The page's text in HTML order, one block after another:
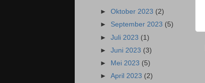
►Oktober 2023 (2)
► September 2023 (5)
►Juli 2023 (1)
►Juni 2023 (3)
►
Mei 2023 (5)
►April 2023 (2)